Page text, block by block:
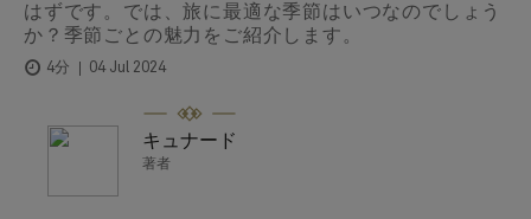
はずです。では、旅に最適な季節はいつなのでしょう
か？季節ごとの魅力をご紹介します。
4分 04 Jul 2024
キュナード
著者